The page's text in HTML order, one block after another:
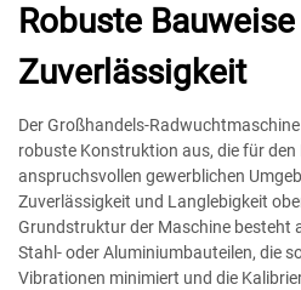
Robuste Bauweise
Zuverlässigkeit
Der Großhandels-
robuste Konstruktion aus, die für den
anspruchsvollen gewerblichen
Zuverlässigkeit und Langlebigkeit
Grundstruktur der Maschine besteht
Stahl- oder Aluminiumbauteilen, die
Vibrationen minimiert und die